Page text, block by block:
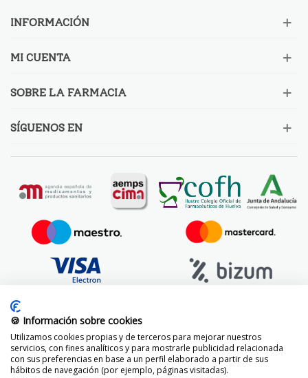
INFORMACIÓN
MI CUENTA
SOBRE LA FARMACIA
SÍGUENOS EN
🍪 Información sobre cookies
Utilizamos cookies propias y de terceros para mejorar nuestros
servicios, con fines analíticos y para mostrarle publicidad relacionada
con sus preferencias en base a un perfil elaborado a partir de sus
hábitos de navegación (por ejemplo, páginas visitadas).